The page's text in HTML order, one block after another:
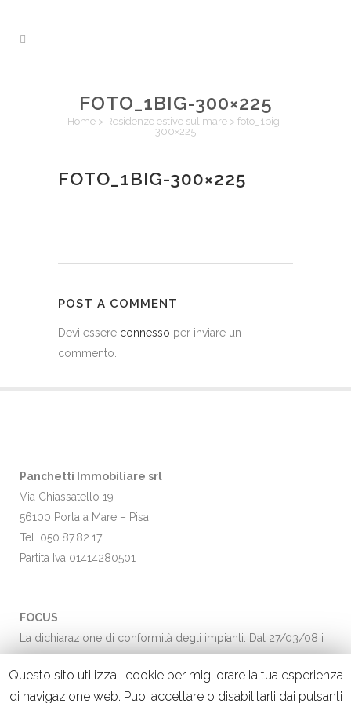
FOTO_1BIG-300×225
Home > Residenze estive sul mare > foto_1big-
300×225
FOTO_1BIG-300×225
POST A COMMENT
Devi essere connesso per inviare un
commento.
Panchetti Immobiliare srl
Via Chiassatello 19
56100 Porta a Mare – Pisa
Tel. 050.87.82.17
Partita Iva 01414280501
FOCUS
La dichiarazione di conformità degli impianti. Dal 27/03/08 i
contratti di trasferimento di immobili dovranno adeguarsi alla
nuova…Leggi →
Questo sito utilizza i cookie per migliorare la tua esperienza
di navigazione web. Puoi accettare o disabilitarli dai pulsanti